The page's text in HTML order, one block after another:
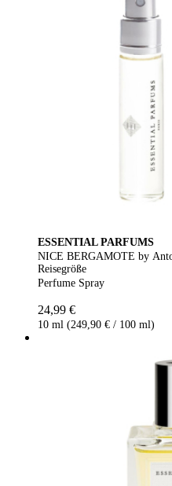
ESSENTIAL PARFUMS
NICE BERGAMOTE by
Reisegröße
Perfume Spray
24,99 €
10 ml (249,90 € / 100 ml)